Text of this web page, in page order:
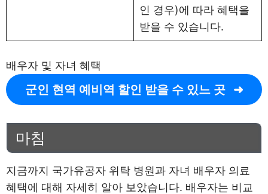
인 경우)에 따라 혜택을
받을 수 있습니다.
배우자 및 자녀 혜택
군인 현역 예비역 할인 받을 수 있느 곳
마침
지금까지 국가유공자 위탁 병원과 자녀 배우자 의료
혜택에 대해 자세히 알아 보았습니다. 배우자는 비교